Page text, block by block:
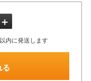
＋
内に発送します
る